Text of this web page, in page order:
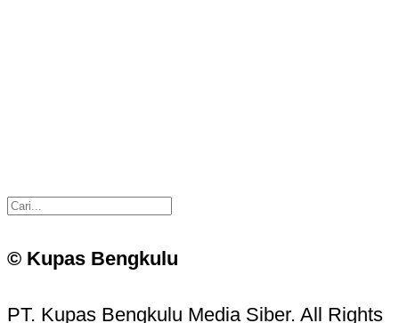
© Kupas Bengkulu
PT. Kupas Bengkulu Media Siber. All Rights